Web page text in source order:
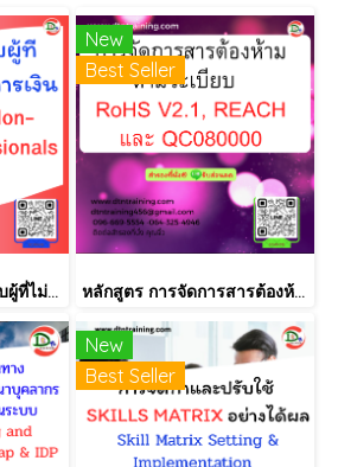
หลักสูตร การเงินสำหรับผู้ที่ไม่ได้มีวิชาชีพด้านการเงิน (Finance for Non-Finance Professionals)
New
Best Seller
หลักสูตร การจัดการสารต้องห้ามตามระเบียบ RoHS V2.1, REACH และ QC080000
New
Best Seller